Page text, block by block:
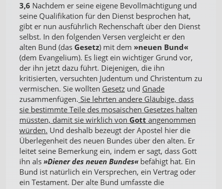
3,6 Nachdem er seine eigene Bevollmächtigung und
seine Qualifikation für den Dienst besprochen hat,
gibt er nun ausführlich Rechenschaft über den Dienst
selbst. In den folgenden Versen vergleicht er den
alten Bund (das Gesetz) mit dem »neuen Bund«
(dem Evangelium). Es liegt ein wichtiger Grund vor,
der ihn jetzt dazu führt. Diejenigen, die ihn
kritisierten, versuchten Judentum und Christentum zu
vermischen. Sie wollten Gesetz und Gnade
zusammenfügen. Sie lehrten andere Gläubige, dass
sie bestimmte Teile des mosaischen Gesetzes halten
müssten, damit sie wirklich von Gott angenommen
würden. Und deshalb bezeugt der Apostel hier die
Überlegenheit des neuen Bundes über den alten. Er
leitet seine Bemerkung ein, indem er sagt, dass Gott
ihn als »Diener des neuen Bundes« befähigt hat. Ein
Bund ist natürlich ein Versprechen, ein Vertrag oder
ein Testament. Der alte Bund umfasste die